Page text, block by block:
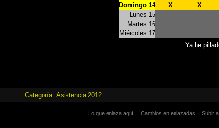
Domingo 14
X
X
Lunes 15
Martes 16
Miércoles 17
Ya he
Categoría: Asistencia 2012
Lo que enlaza aquí Cambios en enlazadas Subir